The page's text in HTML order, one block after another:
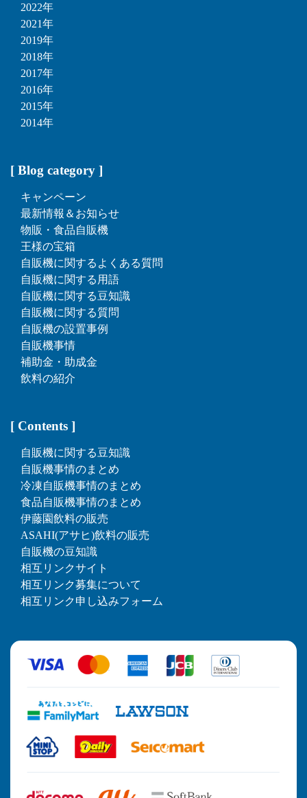
2022年
2021年
2019年
2018年
2017年
2016年
2015年
2014年
[ Blog category ]
キャンペーン
最新情報＆お知らせ
物販・食品自販機
王様の宝箱
自販機に関するよくある質問
自販機に関する用語
自販機に関する豆知識
自販機に関する質問
自販機の設置事例
自販機事情
補助金・助成金
飲料の紹介
[ Contents ]
自販機に関する豆知識
自販機事情のまとめ
冷凍自販機事情のまとめ
食品自販機事情のまとめ
伊藤園飲料の販売
ASAHI(アサヒ)飲料の販売
自販機の豆知識
相互リンクサイト
相互リンク募集について
相互リンク申し込みフォーム